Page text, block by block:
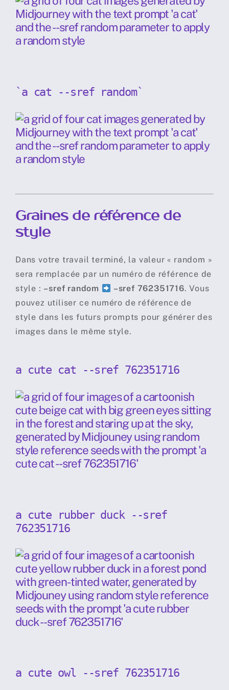
`a cat --sref random`
Graines de référence de
style
Dans votre travail terminé, la valeur « random »
sera remplacée par un numéro de référence de
style : –sref random –sref 762351716. Vous
pouvez utiliser ce numéro de référence de
style dans les futurs prompts pour générer des
images dans le même style.
a cute cat --sref 762351716
a cute rubber duck --sref
762351716
a cute owl --sref 762351716